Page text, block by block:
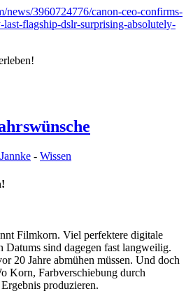
news/3960724776/canon-ceo-confirms-
flagship-dslr-surprising-absolutely-
- Wissen
Filmkorn. Viel perfektere digitale
Datums sind dagegen fast langweilig.
20 Jahre abmühen müssen. Und doch
Korn, Farbverschiebung durch
produzieren.